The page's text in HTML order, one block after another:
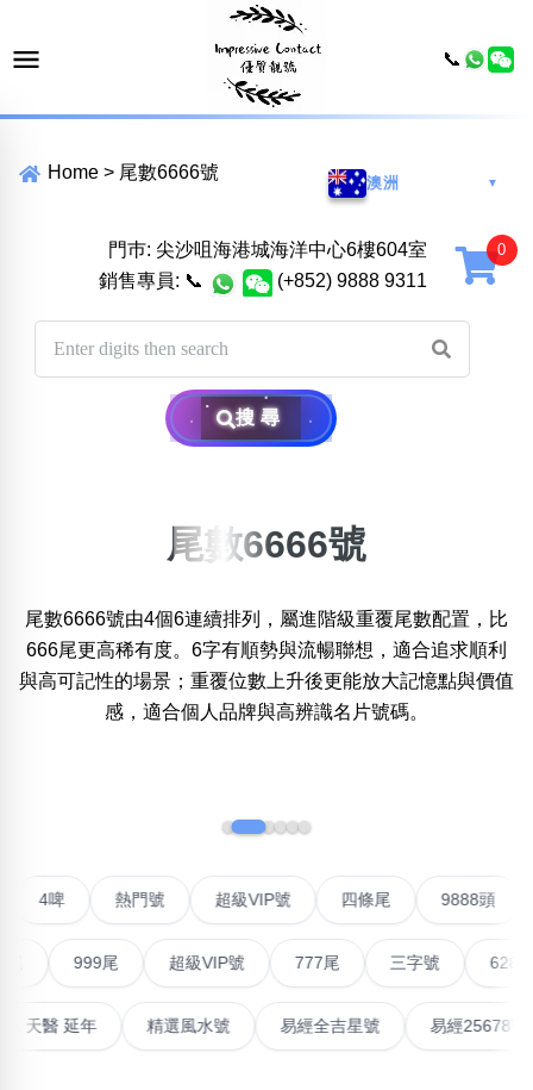
Home > 尾數6666號
澳洲 ▼
門巿: 尖沙咀海港城海洋中心6樓604室
銷售專員: 📞 (+852) 9888 9311
搜尋
位置:
一 二 三 四 五 六 七 八 九
無0 無3無4無5 無7無8無9
清除全部分類
搜尋
尾數6666號
尾數6666號由4個6連續排列，屬進階級重覆尾數配置，比
666尾更高稀有度。6字有順勢與流暢聯想，適合追求順利
與高可記性的場景；重覆位數上升後更能放大記憶點與價值
感，適合個人品牌與高辨識名片號碼。
熱門號 超級VIP號 四條尾 9888頭
999尾 超級VIP號 777尾 三字號 6288頭
量生氣 天醫 延年 精選風水號 易經全吉星號 易經
📞